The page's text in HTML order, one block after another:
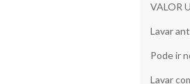
VALOR
Lavar
Pode ir
Lavar